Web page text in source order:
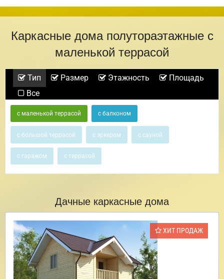
Каркасные дома полутораэтажные с
маленькой террасой
Тип Размер Этажность
Площадь
Все
с маленькой террасой с балконом
с большой террасой с эркером с сауной
с гаражом с террасой
Дачные каркасные дома
ХИТ ПРОДАЖ